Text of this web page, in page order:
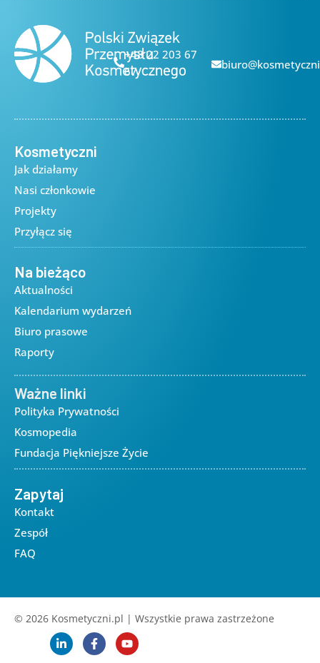
+48 22 203 67
67
Kosmetyczni
Jak działamy
Nasi członkowie
Projekty
Przyłącz się
Na bieżąco
Aktualności
Kalendarium wydarzeń
Biuro prasowe
Raporty
Ważne linki
Polityka Prywatności
Kosmopedia
Fundacja Piękniejsze Życie
Zapytaj
Kontakt
Zespół
FAQ
© 2026 Kosmetyczni.pl | Wszystkie prawa zastrzeżone